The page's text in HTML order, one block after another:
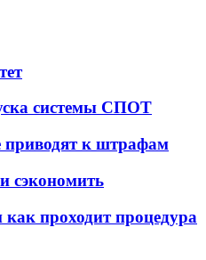
системы СПОТ
приводят к штрафам
сэкономить
проходит процедура